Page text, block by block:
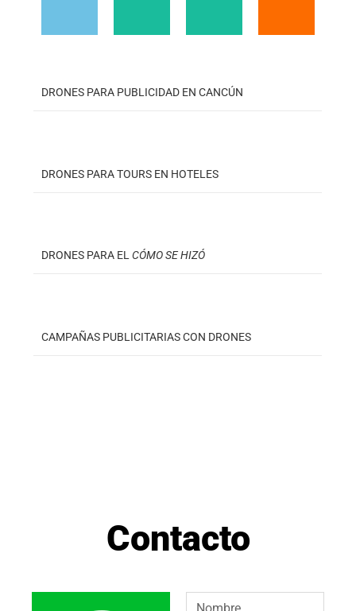
DRONES PARA PUBLICIDAD EN CANCÚN
DRONES PARA TOURS EN HOTELES
DRONES PARA ELCÓMO SE HIZÓ
CAMPAÑAS PUBLICITARIAS CON DRONES
Contacto